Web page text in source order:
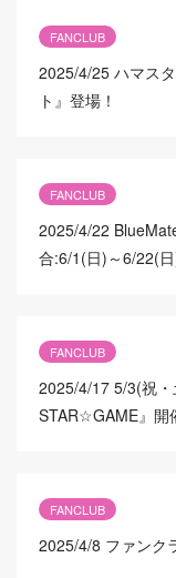
FANCLUB
2025/4/25 ハマス
ト』登場！
FANCLUB
2025/4/22
合:6/1(日)～6/22(日)
FANCLUB
2025/4/17 5/3(祝
STAR☆GAME』開
FANCLUB
2025/4/8 ファンク